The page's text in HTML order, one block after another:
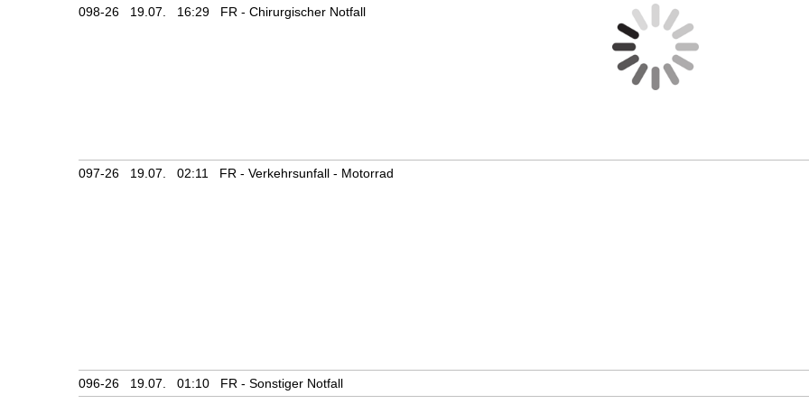
098-26 19.07. 16:29 FR - Chirurgischer Notfall
097-26 19.07. 02:11 FR - Verkehrsunfall - Motorrad
096-26 19.07. 01:10 FR - Sonstiger Notfall